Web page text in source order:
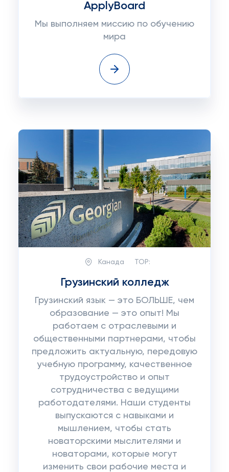
ApplyBoard
Мы выполняем миссию по обучению
мира
Канада TOP:
Грузинский колледж
Грузинский язык — это БОЛЬШЕ, чем
образование — это опыт! Мы
работаем с отраслевыми и
общественными партнерами, чтобы
предложить актуальную, передовую
учебную программу, качественное
трудоустройство и опыт
сотрудничества с ведущими
работодателями. Наши студенты
выпускаются с навыками и
мышлением, чтобы стать
новаторскими мыслителями и
новаторами, которые могут
изменить свои рабочие места и